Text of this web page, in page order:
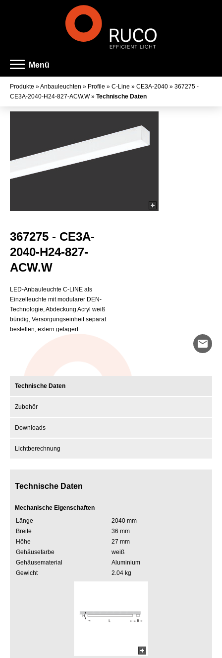
Menü
Produkte »Anbauleuchten » Profile » C-Line » CE3A-2040 » 367275 -
CE3A-2040-H24-827-ACW.W» Technische Daten
367275 - CE3A-
2040-H24-827-
ACW.W
LED-Anbauleuchte C-LINE als
Einzelleuchte mit modularer DEN-
Technologie, Abdeckung Acryl weiß
bündig, Versorgungseinheit separat
bestellen, extern gelagert
mail
Technische Daten
Zubehör
Downloads
Lichtberechnung
Technische Daten
Mechanische Eigenschaften
Länge
2040 mm
Breite
36 mm
Höhe
27 mm
Gehäusefarbe
weiß
Gehäusematerial
Aluminium
Gewicht
2.04 kg